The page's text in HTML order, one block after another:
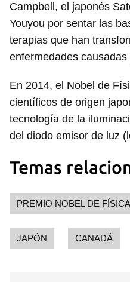
Campbell, el japonés
Youyou por sentar las
terapias que han
enfermedades
En 2014, el Nobel de
científicos de origen
tecnología de la
del diodo emisor de luz
Temas
PREMIO NOBEL DE FÍSICA
JAPÓN CANADÁ